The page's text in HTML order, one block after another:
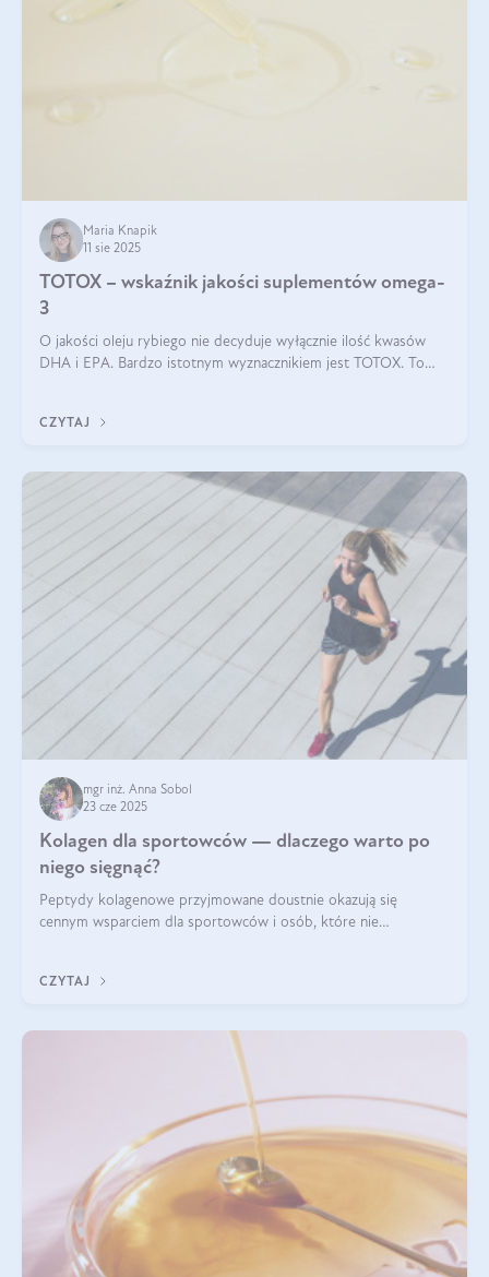
Maria Knapik
11 sie 2025
TOTOX – wskaźnik jakości suplementów omega-
3
O jakości oleju rybiego nie decyduje wyłącznie ilość kwasów
DHA i EPA. Bardzo istotnym wyznacznikiem jest TOTOX. To
CZYTAJ
mgr inż. Anna Sobol
23 cze 2025
Kolagen dla sportowców — dlaczego warto po
niego sięgnąć?
Peptydy kolagenowe przyjmowane doustnie okazują się
cennym wsparciem dla sportowców i osób, które nie
CZYTAJ